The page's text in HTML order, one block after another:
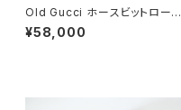
Old Gucci ホースビットローフ
ァー 36C Navy Suede
¥58,000